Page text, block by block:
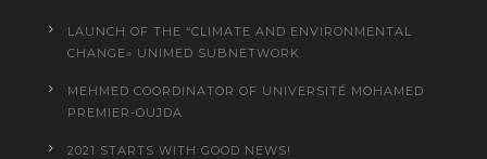
LAUNCH OF THE “CLIMATE AND ENVIRONMENTAL
CHANGE» UNIMED SUBNETWORK
MEHMED COORDINATOR OF UNIVERSITÉ MOHAMED
PREMIER-OUJDA
2021 STARTS WITH GOOD NEWS!